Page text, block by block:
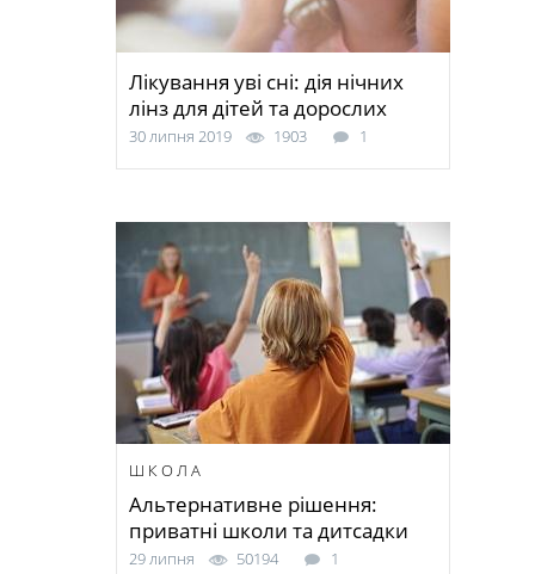
Лікування уві сні: дія нічних
лінз для дітей та дорослих
30 липня 2019 1903 1
ШКОЛА
Альтернативне рішення:
приватні школи та дитсадки
29 липня 50194 1